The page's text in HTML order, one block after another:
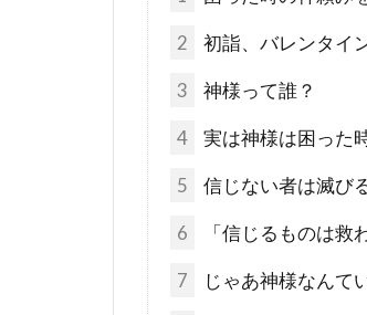
2 初詣、バレンタイ
3 神様って誰？
4 実は神様は困った
5 信じない者は滅び
6 「信じるものは救
7 じゃあ神様なんて